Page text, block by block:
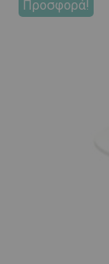
Προσφορά!